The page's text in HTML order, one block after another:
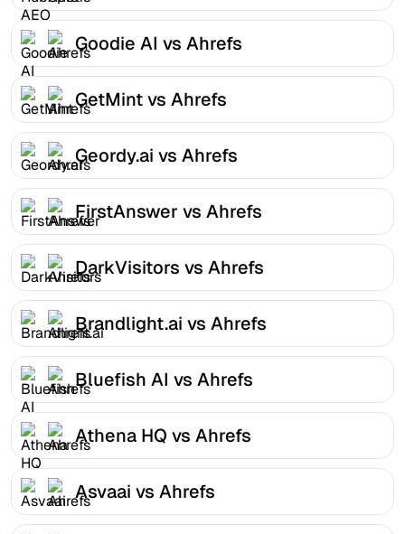
Goodie AI vs Ahrefs
GetMint vs Ahrefs
Geordy.ai vs Ahrefs
FirstAnswer vs Ahrefs
DarkVisitors vs Ahrefs
Brandlight.ai vs Ahrefs
Bluefish AI vs Ahrefs
Athena HQ vs Ahrefs
Asvaai vs Ahrefs